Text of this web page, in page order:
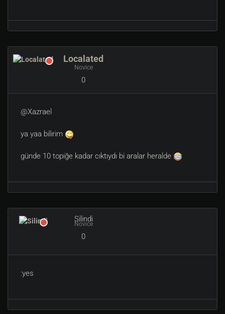
Localated
Novice
0
@Xazrael
ya yaa bilirim
günde 10 topiğe kadar cıktıydı bi aralar heralde
Silindi
Novice
0
:yes